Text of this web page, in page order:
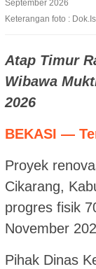
Keterangan foto :
Atap Timur
Wibawa
2026
BEKASI —
Proyek
Cikarang,
progres fisik
November
Pihak Dinas